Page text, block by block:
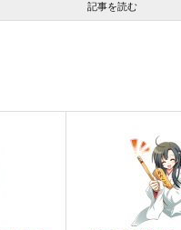
記事を読む